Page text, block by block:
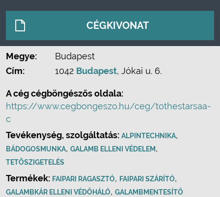
CÉGKIVONAT
Megye:
Budapest
Cím:
1042 Budapest, Jókai u. 6.
A cég cégböngészős oldala:
https://www.cegbongeszo.hu/ceg/tothestarsaa-
c
Tevékenység, szolgáltatás: ALPINTECHNIKA,
BÁDOGOSMUNKA, GALAMB ELLENI VÉDELEM,
TETŐSZIGETELÉS
Termékek: FAIPARI RAGASZTÓ, FAIPARI SZÁRÍTÓ,
GALAMBKÁR ELLENI VÉDŐHÁLÓ, GALAMBMENTESÍTŐ